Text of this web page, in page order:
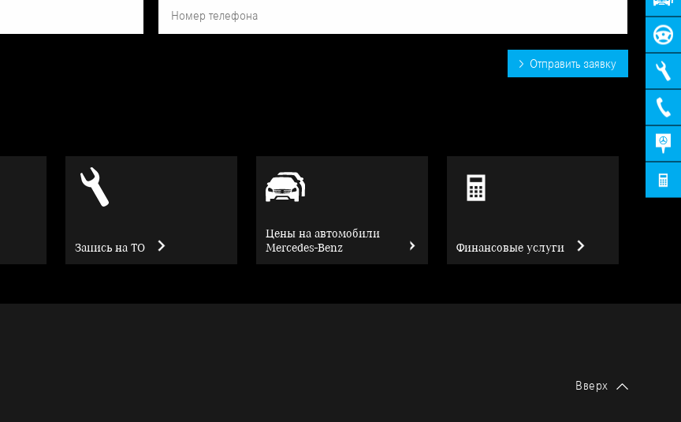
Отправить заявку
Запись на ТО
Цены на автомобили
Mercedes-Benz
Финансовые услуги
Вверх